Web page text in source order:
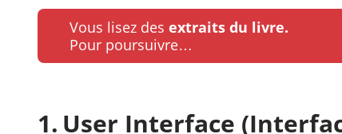
Vous lisez des extraits du livre.
Pour poursuivre…
User Interface